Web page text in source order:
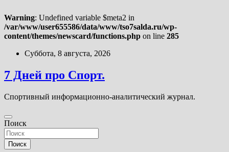
Warning: Undefined variable $meta2 in
/var/www/user655586/data/www/tso7salda.ru/wp-
content/themes/newscard/functions.php on line 285
Перейти
содержимому
Суббота, 8 августа, 2026
7 Дней про Спорт.
Спортивный информационно-аналитический журнал.
Поиск
Поиск